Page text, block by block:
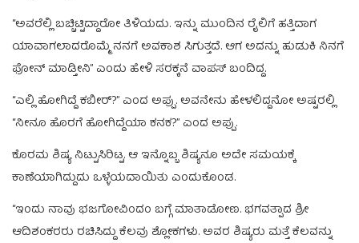
“ಅವರೆಲ್ಲಿ ಬಚ್ಚಿಟ್ಟಿದ್ದಾರೋ ತಿಳಿಯದು. ಇನ್ನು ಮುಂದಿನ ರೈಲಿಗೆ ಹತ್ತಿದಾಗ
ಯಾವಾಗಲಾದರೊಮ್ಮೆ ನನಗೆ ಅವಕಾಶ ಸಿಗುತ್ತದೆ. ಆಗ ಅದನ್ನು ಹುಡುಕಿ ನಿನಗೆ
ಫೋನ್‌ ಮಾಡ್ತೀನಿ” ಎಂದು ಹೇಳಿ ಸರಕ್ಕನೆ ವಾಪಸ್‌ ಬಂದಿದ್ದ.
“ಎಲ್ಲಿ ಹೋಗಿದ್ದೆ ಕಬೀರ್?”‌ ಎಂದ ಅಪ್ಪು. ಅವನೇನು ಹೇಳಲಿದ್ದನೋ ಅಷ್ಟರಲ್ಲಿ
“ನೀನೂ ಹೊರಗೆ ಹೋಗಿದ್ದೆಯಾ ಕನಕ?” ಎಂದ ಅಪ್ಪು.
ಕೊರಮ ಶಿಷ್ಯ ನಿಟ್ಟುಸಿರಿಟ್ಟ. ಆ ಇನ್ನೊಬ್ಬ ಶಿಷ್ಯನೂ ಅದೇ ಸಮಯಕ್ಕೆ
ಕಾಣೆಯಾಗಿದ್ದುದು ಒಳ್ಳೆಯದಾಯಿತು ಎಂದುಕೊಂಡ.
“ಇಂದು ನಾವು ಭಜಗೋವಿಂದಂ ಬಗ್ಗೆ ಮಾತಾಡೋಣ. ಭಗವತ್ಪಾದ ಶ್ರೀ
ಆದಿಶಂಕರರು ರಚಿಸಿದ್ದು ಕೆಲವು ಶ್ಲೋಕಗಳು. ಅವರ ಶಿಷ್ಯರು ಮತ್ತೆ ಕೆಲವನ್ನು